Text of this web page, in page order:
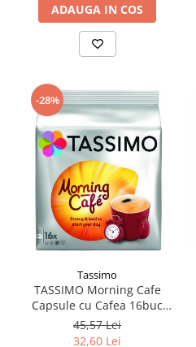
ADAUGA IN COS
-28%
Tassimo
TASSIMO Morning Cafe
Capsule cu Cafea 16buc
124.8g
45,57 Lei
32,60 Lei